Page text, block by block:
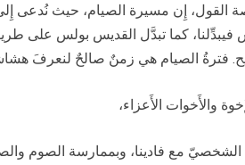
القول، إِن مسيرة الصيام، حيث نُدعى
فيبدِّلنا، كما تبدَّل القديس بولس على
فترةُ الصيام هي زمنٌ صالحٌ لنعرفَ
والأَخوات الأَعزاء،
الشخصيّ مع فادينا، وبممارسة الصوم